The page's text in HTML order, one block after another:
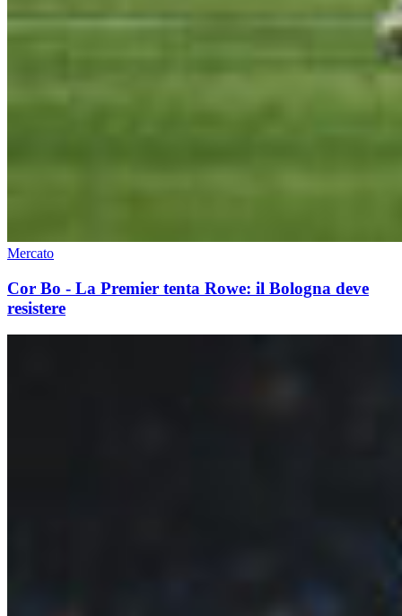
Mercato
Cor Bo - La Premier tenta Rowe: il Bologna deve
resistere